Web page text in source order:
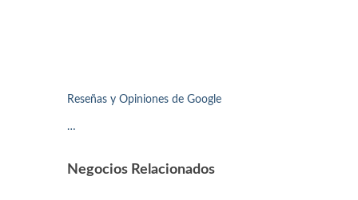
Reseñas y Opiniones de Google
…
Negocios Relacionados